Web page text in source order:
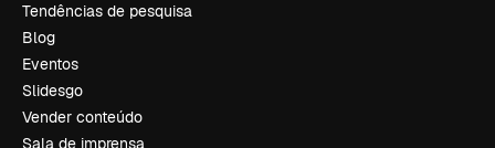
Tendências de pesquisa
Blog
Eventos
Slidesgo
Vender conteúdo
Sala de imprensa